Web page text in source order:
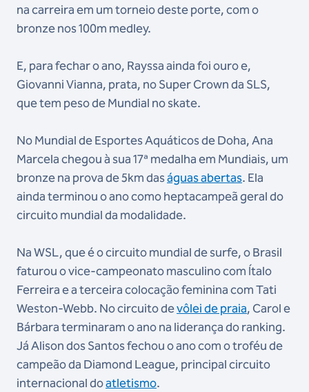
na carreira em um torneio deste porte, com o
bronze nos 100m medley.
E, para fechar o ano, Rayssa ainda foi ouro e,
Giovanni Vianna, prata, no Super Crown da SLS,
que tem peso de Mundial no skate.
No Mundial de Esportes Aquáticos de Doha, Ana
Marcela chegou à sua 17ª medalha em Mundiais, um
bronze na prova de 5km daságuas abertas. Ela
ainda terminou o ano como heptacampeã geral do
circuito mundial da modalidade.
Na WSL, que é o circuito mundial de surfe, o Brasil
faturou o vice-campeonato masculino com Ítalo
Ferreira e a terceira colocação feminina com Tati
Weston-Webb. No circuito devôlei de praia, Carol e
Bárbara terminaram o ano na liderança do ranking.
Já Alison dos Santos fechou o ano com o troféu de
campeão da Diamond League, principal circuito
internacional doatletismo.